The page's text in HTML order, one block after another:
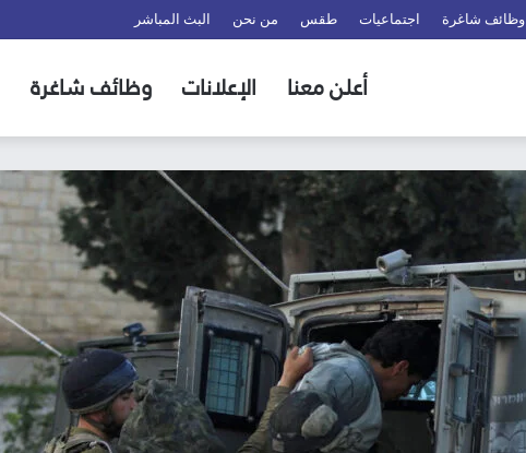
وظائف شاغرة اجتماعيات طقس من نحن البث المباشر
أعلن معنا الإعلانات وظائف شاغرة